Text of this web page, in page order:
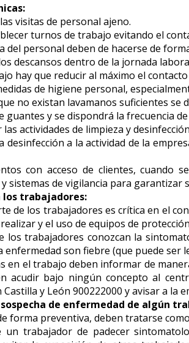
visitas de personal ajeno.
turnos de trabajo evitando el
del personal deben de hacerse de
descansos dentro de la jornada
hay que reducir al máximo el
de higiene personal,
no existan lavamanos suficientes
guantes y se dispondrá la frecuencia
actividades de limpieza y
desinfección a la actividad de la
con acceso de clientes, cuando
sistemas de vigilancia para garantizar
los trabajadores:
de los trabajadores es crítica en el
y el uso de equipos de
los trabajadores conozcan la
enfermedad son fiebre (que puede ser
en el trabajo deben informar de
acudir bajo ningún concepto al
y León 900222000 y avisar a la
de enfermedad de algún
forma preventiva, deben tratarse
un trabajador de padecer